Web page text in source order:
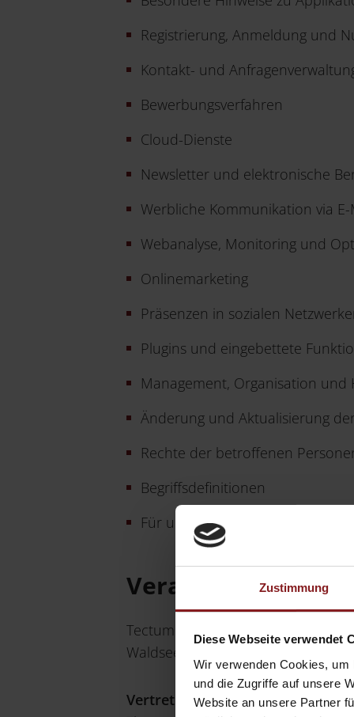
Zustimmung
Diese Webseite verwendet
Wir verwenden Cookies,
und die Zugriffe auf unsere
Website an unsere Partner
Registrierung, Anmeldung und
Kontakt- und
Bewerbungsverfahren
Cloud-Dienste
Newsletter und elektronische
Werbliche Kommunikation via
Webanalyse, Monitoring und
Onlinemarketing
Präsenzen in sozialen
Plugins und eingebettete
Management, Organisation und
Änderung und Aktualisierung
Rechte der betroffenen
Begriffsdefinitionen
Für uns zuständige
Verantwortlicher
Tectum Verlag in der Nomos
Waldseestraße 3–5, 76530 Baden-
Vertretungsberechtigte